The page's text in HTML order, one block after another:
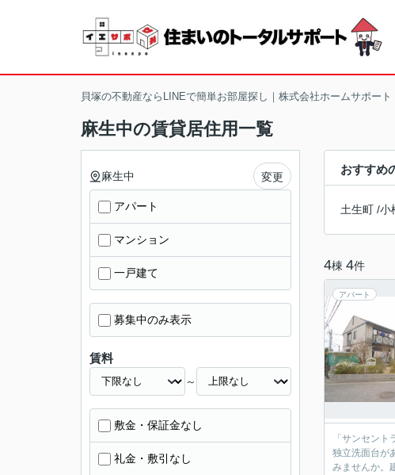
貝塚の不動産ならLINEで簡単お部屋探し｜株式会社ホームサポート
麻生中の賃貸居住用一覧
おすすめ
土生町 /小
4棟 4件
アパート
「サンセン
独立洗面台が
みませんか。
麻生中 変更
アパート
マンション
一戸建て
募集中のみ表示
賃料
～
敷金・保証金なし
礼金・敷引なし